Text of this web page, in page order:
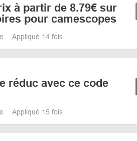
à partir de 8.79€ sur
pour camescopes
Appliqué 14 fois
réduc avec ce code
Appliqué 15 fois